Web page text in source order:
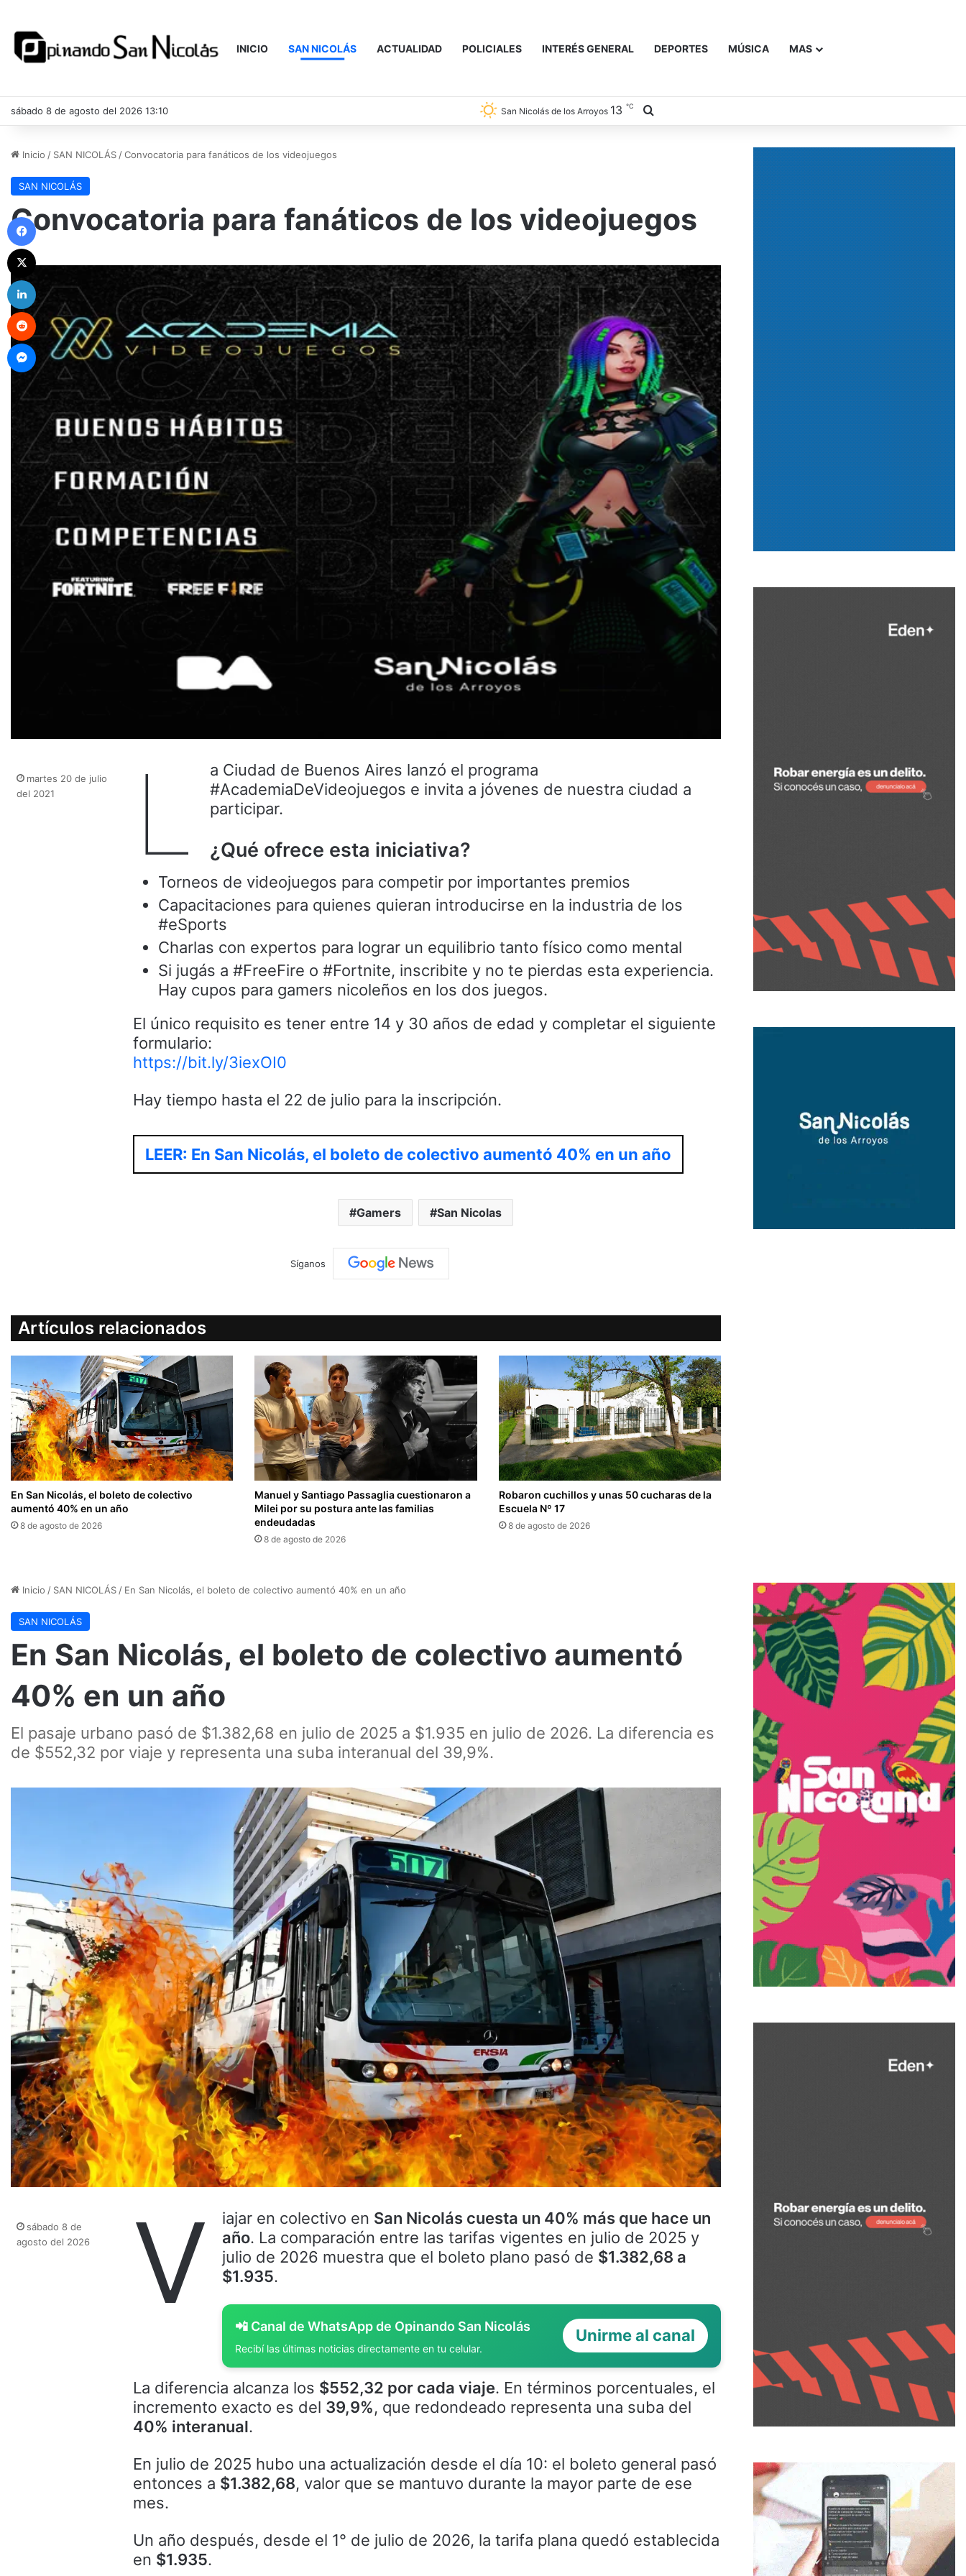
INICIO SAN NICOLÁS ACTUALIDAD POLICIALES INTERÉS GENERAL DEPORTES MÚSICA MAS
sábado 8 de agosto del 2026 13:10 San Nicolás de los Arroyos 13 ℃ Buscar
Inicio / SAN NICOLÁS /Convocatoria para fanáticos de los videojuegos
SAN NICOLÁS
Convocatoria para fanáticos de los videojuegos
L
a Ciudad de Buenos Aires lanzó el programa
#AcademiaDeVideojuegos e invita a jóvenes de nuestra ciudad a
participar.
¿Qué ofrece esta iniciativa?
Torneos de videojuegos para competir por importantes premios
Capacitaciones para quienes quieran introducirse en la industria de los
#eSports
Charlas con expertos para lograr un equilibrio tanto físico como mental
Si jugás a #FreeFire o #Fortnite, inscribite y no te pierdas esta experiencia.
Hay cupos para gamers nicoleños en los dos juegos.
El único requisito es tener entre 14 y 30 años de edad y completar el siguiente
formulario:
https://bit.ly/3iexOI0
Hay tiempo hasta el 22 de julio para la inscripción.
LEER: En San Nicolás, el boleto de colectivo aumentó 40% en un año
Gamers San Nicolas
martes 20 de julio
del 2021
Síganos
Artículos relacionados
En San Nicolás, el boleto de colectivo
aumentó 40% en un año
8 de agosto de 2026
Manuel y Santiago Passaglia cuestionaron a
Milei por su postura ante las familias
endeudadas
8 de agosto de 2026
Robaron cuchillos y unas 50 cucharas de la
Escuela Nº 17
8 de agosto de 2026
Facebook
Reddit
Messenger